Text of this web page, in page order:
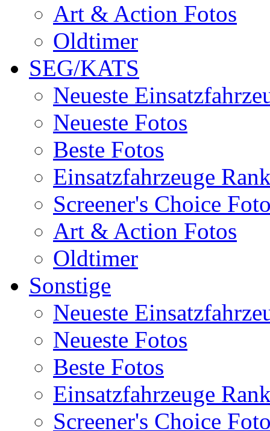
Art & Action Fotos
Oldtimer
SEG/KATS
Neueste
Neueste Fotos
Beste Fotos
Einsatzfahrzeuge
Screener's Choice
Art & Action Fotos
Oldtimer
Sonstige
Neueste
Neueste Fotos
Beste Fotos
Einsatzfahrzeuge
Screener's Choice